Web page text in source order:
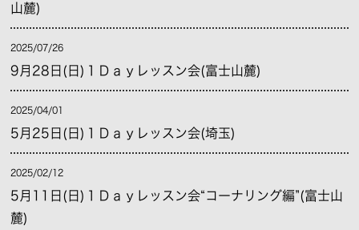
山麓)
2025/07/26
9月28日(日)１Ｄａｙレッスン会(富士山麓)
2025/04/01
5月25日(日)１Ｄａｙレッスン会(埼玉)
2025/02/12
5月11日(日)１Ｄａｙレッスン会“コーナリング編”(富士山
麓)